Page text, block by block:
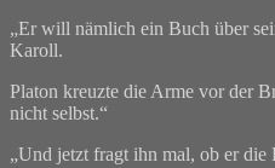
„Er will nämlich ein Buch über
Karoll.
Platon kreuzte die Arme vor der
nicht selbst.“
„Und jetzt fragt ihn mal, ob er die